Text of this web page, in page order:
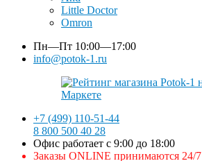
Little Doctor
Omron
Пн—Пт 10:00—17:00
info@potok-1.ru
+7 (499) 110-51-44
8 800 500 40 28
Офис работает с 9:00 до 18:00
Заказы ONLINE принимаются 24/7